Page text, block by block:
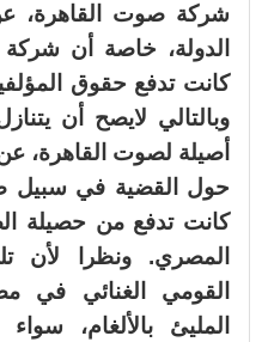
شركة صوت القاهرة،
الدولة، خاصة أن
كانت تدفع حقوق
وبالتالي لايصح أن
أصيلة لصوت القاهرة،
حول القضية في سبيل
كانت تدفع من حصيلة
المصري. ونظرا لأن
القومي الغنائي في
المليئ بالألغام،